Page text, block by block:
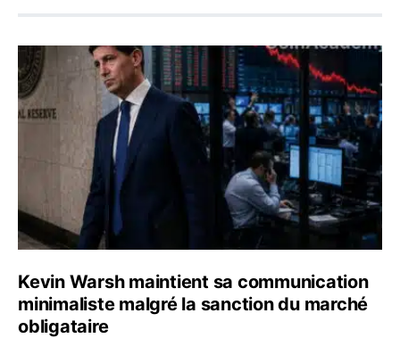
Kevin Warsh maintient sa communication minimaliste
Kevin Warsh maintient sa communication
minimaliste malgré la sanction du marché
obligataire